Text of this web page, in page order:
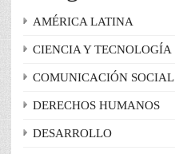
AMÉRICA LATINA
CIENCIA Y TECNOLOGÍA
COMUNICACIÓN SOCIAL
DERECHOS HUMANOS
DESARROLLO